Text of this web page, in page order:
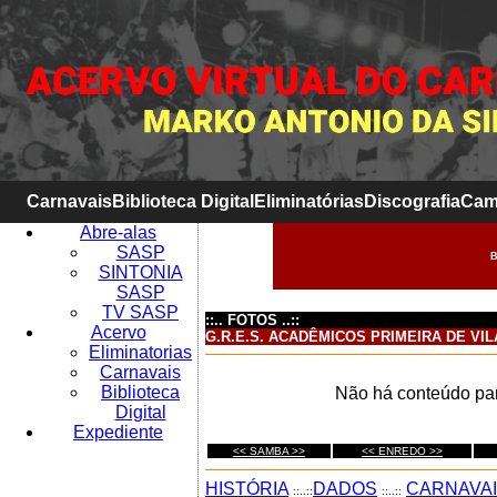
CarnavaisBiblioteca Digital EliminatóriasDiscografia
Abre-alas
SASP
SINTONIA
SASP
TV SASP
Acervo
Eliminatorias
Carnavais
Biblioteca
Digital
Expediente
::.. FOTOS ..::
G.R.E.S. ACADÊMICOS PRIMEIRA DE
Não há conteúdo
<< SAMBA >> << ENREDO >>
HISTÓRIA ::..:: DADOS ::..::